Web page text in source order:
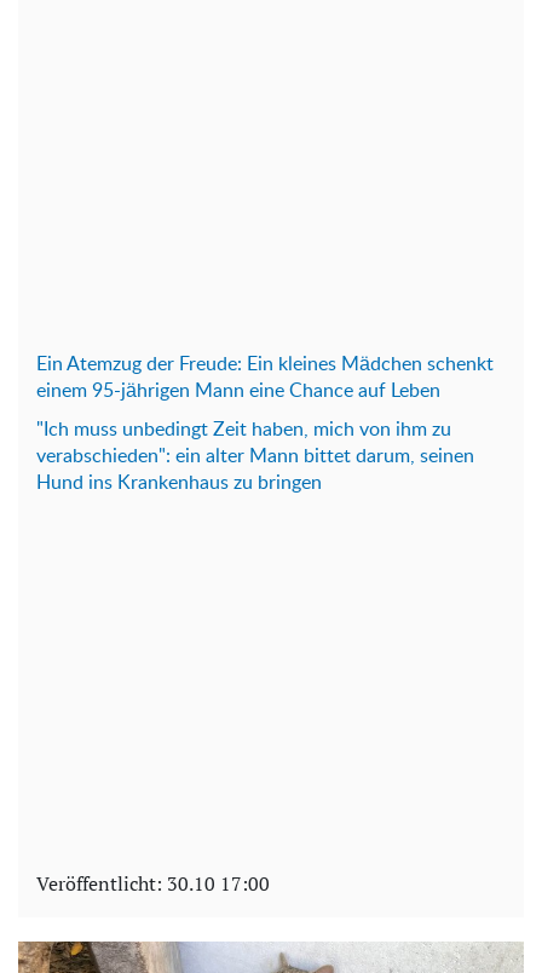
Ein Atemzug der Freude: Ein kleines Mädchen schenkt
einem 95-jährigen Mann eine Chance auf Leben
"Ich muss unbedingt Zeit haben, mich von ihm zu
verabschieden": ein alter Mann bittet darum, seinen
Hund ins Krankenhaus zu bringen
Veröffentlicht: 30.10 17:00